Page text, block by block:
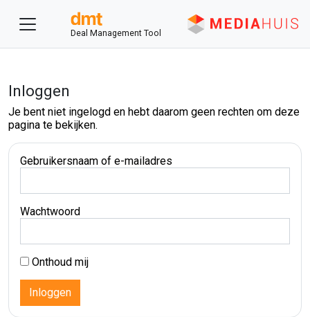
Deal Management Tool
Inloggen
Je bent niet ingelogd en hebt daarom geen rechten om deze
pagina te bekijken.
Gebruikersnaam of e-mailadres
Wachtwoord
Onthoud mij